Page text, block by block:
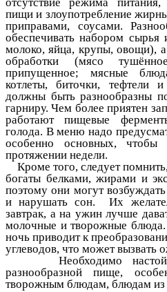
отсутствие режима
пищи и злоупотребление
приправами, соусами.
обеспечивать набором
молоко, яйца, крупы, овощи),
обработки (мясо
припущенное; мясные
котлеты, биточки,
должны быть разнообразны
гарниру. Чем более приятен
работают пищевые
голода. В меню надо
особенно основных,
протяжении недели.
Кроме того, следует
богаты белками, жирами и
поэтому они могут
и нарушать сон. Их
завтрак, а на ужин лучше
молочные и творожные
ночь приводит к
углеводов, что может вызвать
Необходимо
разнообразной пище,
творожным блюдам, блюдам из